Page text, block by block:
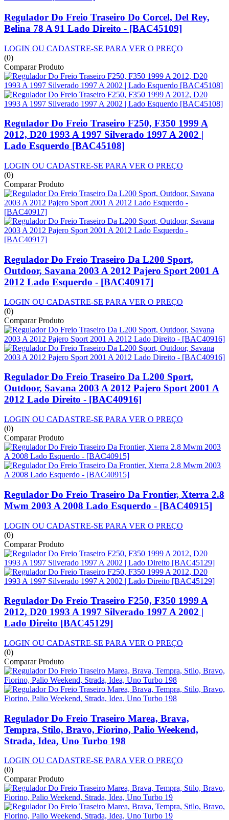
Regulador Do Freio Traseiro Do Corcel, Del Rey,
Belina 78 A 91 Lado Direito - [BAC45109]
LOGIN OU CADASTRE-SE PARA VER O PREÇO
(0)
Comparar Produto
Regulador Do Freio Traseiro F250, F350 1999 A
2012, D20 1993 A 1997 Silverado 1997 A 2002 |
Lado Esquerdo [BAC45108]
LOGIN OU CADASTRE-SE PARA VER O PREÇO
(0)
Comparar Produto
Regulador Do Freio Traseiro Da L200 Sport,
Outdoor, Savana 2003 A 2012 Pajero Sport 2001 A
2012 Lado Esquerdo - [BAC40917]
LOGIN OU CADASTRE-SE PARA VER O PREÇO
(0)
Comparar Produto
Regulador Do Freio Traseiro Da L200 Sport,
Outdoor, Savana 2003 A 2012 Pajero Sport 2001 A
2012 Lado Direito - [BAC40916]
LOGIN OU CADASTRE-SE PARA VER O PREÇO
(0)
Comparar Produto
Regulador Do Freio Traseiro Da Frontier, Xterra 2.8
Mwm 2003 A 2008 Lado Esquerdo - [BAC40915]
LOGIN OU CADASTRE-SE PARA VER O PREÇO
(0)
Comparar Produto
Regulador Do Freio Traseiro F250, F350 1999 A
2012, D20 1993 A 1997 Silverado 1997 A 2002 |
Lado Direito [BAC45129]
LOGIN OU CADASTRE-SE PARA VER O PREÇO
(0)
Comparar Produto
Regulador Do Freio Traseiro Marea, Brava,
Tempra, Stilo, Bravo, Fiorino, Palio Weekend,
Strada, Idea, Uno Turbo 198
LOGIN OU CADASTRE-SE PARA VER O PREÇO
(0)
Comparar Produto